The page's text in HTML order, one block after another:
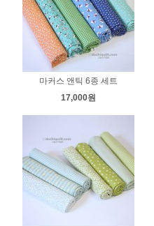
마커스 앤틱 6종 세트
17,000원